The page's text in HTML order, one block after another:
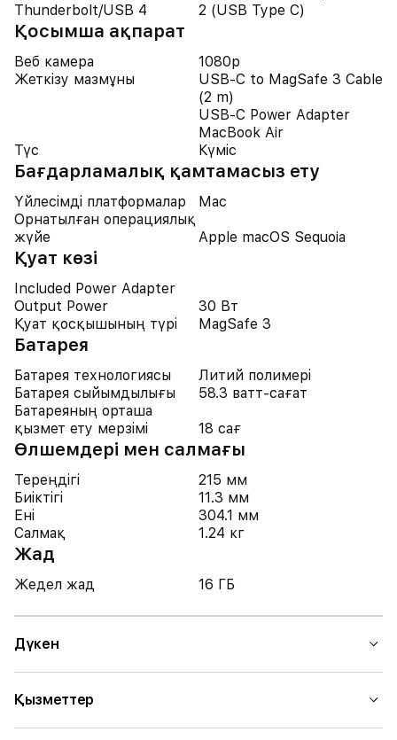
Thunderbolt/USB 4
2 (USB Type C)
Қосымша ақпарат
Веб камера
1080p
Жеткізу мазмұны
USB-C to MagSafe 3 Cable
(2 m)
USB-C Power Adapter
MacBook Air
Түс
Күміс
Бағдарламалық қамтамасыз ету
Үйлесімді платформалар
Mac
Орнатылған операциялық
жүйе
Apple macOS Sequoia
Қуат көзі
Included Power Adapter
Output Power
30 Вт
Қуат қосқышының түрі
MagSafe 3
Батарея
Батарея технологиясы
Литий полимері
Батарея сыйымдылығы
58.3 ватт-сағат
Батареяның орташа
қызмет ету мерзімі
18 сағ
Өлшемдері мен салмағы
Тереңдігі
215 мм
Биіктігі
11.3 мм
Ені
304.1 мм
Салмақ
1.24 кг
Жад
Жедел жад 16 ГБ
Дүкен
Қызметтер